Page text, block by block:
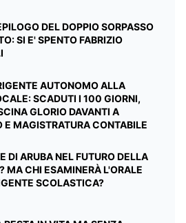
DEL DOPPIO SORPASSO
SI E' SPENTO FABRIZIO
AUTONOMO ALLA
SCADUTI I 100 GIORNI,
GLORIO DAVANTI A
E MAGISTRATURA CONTABILE
DI ARUBA NEL FUTURO DELLA
MA CHI ESAMINERÀ L'ORALE
SCOLASTICA?